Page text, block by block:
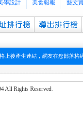
學設計 美食報報 藝文
上後產生連結，網友在您部落
All Rights Reserved.